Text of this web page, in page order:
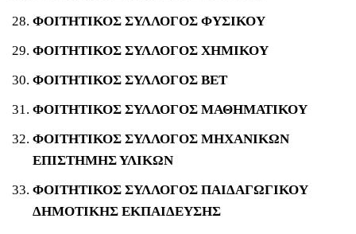
ΦΟΙΤΗΤΙΚΟΣ ΣΥΛΛΟΓΟΣ ΦΥΣΙΚΟΥ
ΦΟΙΤΗΤΙΚΟΣ ΣΥΛΛΟΓΟΣ ΧΗΜΙΚΟΥ
ΦΟΙΤΗΤΙΚΟΣ ΣΥΛΛΟΓΟΣ ΒΕΤ
ΦΟΙΤΗΤΙΚΟΣ ΣΥΛΛΟΓΟΣ ΜΑΘΗΜΑΤΙΚΟΥ
ΦΟΙΤΗΤΙΚΟΣ ΣΥΛΛΟΓΟΣ ΜΗΧΑΝΙΚΩΝ
ΕΠΙΣΤΗΜΗΣ ΥΛΙΚΩΝ
ΦΟΙΤΗΤΙΚΟΣ ΣΥΛΛΟΓΟΣ ΠΑΙΔΑΓΩΓΙΚΟΥ
ΔΗΜΟΤΙΚΗΣ ΕΚΠΑΙΔΕΥΣΗΣ